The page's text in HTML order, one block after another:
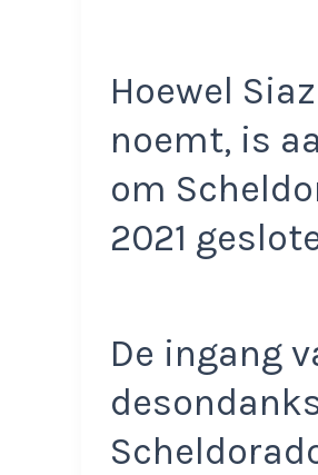
Hoewel
noemt, is
om
2021
De ingang